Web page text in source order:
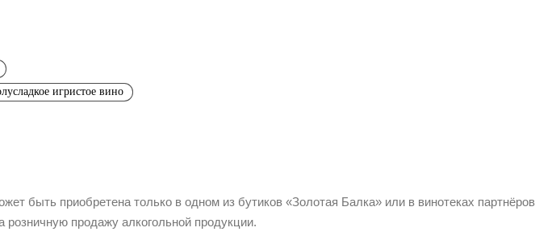
игристое вино
быть приобретена только в одном из бутиков «Золотая Балка» или в винотеках партнёров
продажу алкогольной продукции.